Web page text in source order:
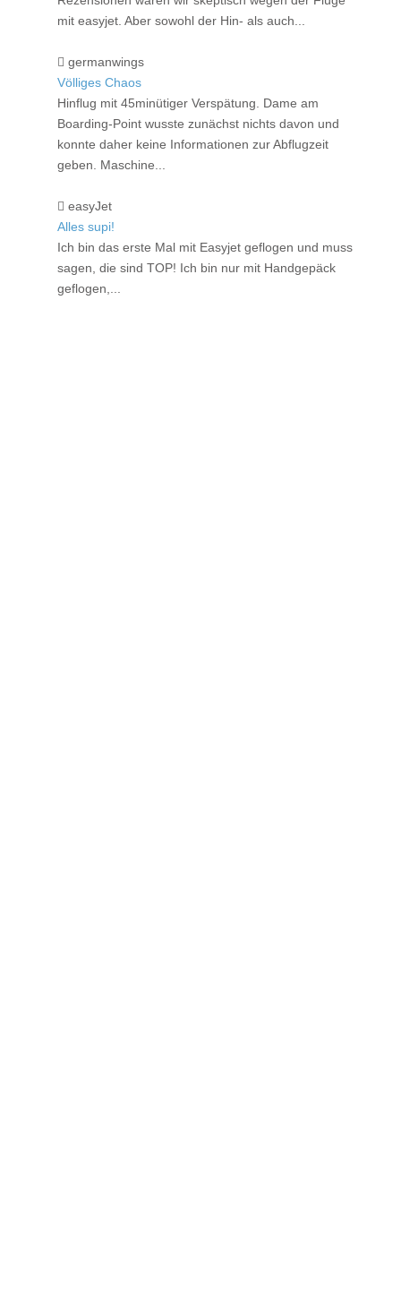
mit easyjet. Aber sowohl der Hin- als auch...
germanwings
Völliges Chaos
Hinflug mit 45minütiger Verspätung. Dame am
Boarding-Point wusste zunächst nichts davon und
konnte daher keine Informationen zur Abflugzeit
geben. Maschine...
easyJet
Alles supi!
Ich bin das erste Mal mit Easyjet geflogen und muss
sagen, die sind TOP! Ich bin nur mit Handgepäck
geflogen,...